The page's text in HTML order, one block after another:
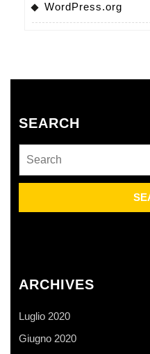
WordPress.org
SEARCH
for:
ARCHIVES
Luglio 2020
Giugno 2020